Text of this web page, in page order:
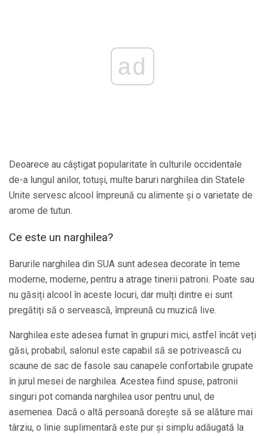
ad
Deoarece au câștigat popularitate în culturile occidentale
de-a lungul anilor, totuși, multe baruri narghilea din Statele
Unite servesc alcool împreună cu alimente și o varietate de
arome de tutun.
Ce este un narghilea?
Barurile narghilea din SUA sunt adesea decorate în teme
moderne, moderne, pentru a atrage tinerii patroni. Poate sau
nu găsiți alcool în aceste locuri, dar mulți dintre ei sunt
pregătiți să o servească, împreună cu muzică live.
Narghilea este adesea fumat în grupuri mici, astfel încât veți
găsi, probabil, salonul este capabil să se potrivească cu
scaune de sac de fasole sau canapele confortabile grupate
în jurul mesei de narghilea. Acestea fiind spuse, patronii
singuri pot comanda narghilea usor pentru unul, de
asemenea. Dacă o altă persoană dorește să se alăture mai
târziu, o linie suplimentară este pur și simplu adăugată la